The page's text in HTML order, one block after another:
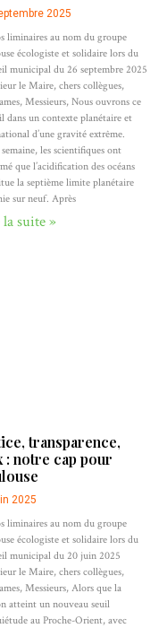
2025
liminaires au nom du groupe
écologiste et solidaire lors du
municipal du 26 septembre 2025
le Maire, chers collègues,
Messieurs, Nous ouvrons ce
dans un contexte planétaire et
d’une gravité extrême.
les scientifiques ont
que l’acidification des océans
la septième limite planétaire
sur neuf. Après
suite »
transparence,
: notre cap pour
2025
liminaires au nom du groupe
écologiste et solidaire lors du
municipal du 20 juin 2025
le Maire, chers collègues,
Messieurs, Alors que la
atteint un nouveau seuil
au Proche-Orient, avec